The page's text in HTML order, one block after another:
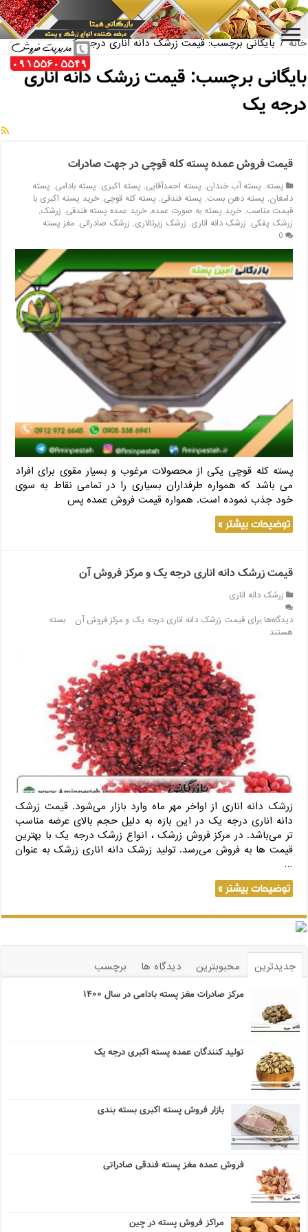
بازار فروش پسته اکبری بسته بندی
خانه / بایگانی برچسب: قیمت زرشک دانه اناری درجه یک
بایگانی برچسب: قیمت زرشک دانه اناری
درجه یک
قیمت فروش عمده پسته کله قوچی در جهت صادرات
پسته, پسته آب خندان, پسته احمدآقایی, پسته اکبری, پسته بادامی, پسته
دامغان, پسته دهن بست, پسته فندقی, پسته کله قوچی,خرید پسته اکبری با
قیمت مناسب,خرید پسته به صورت عمده,خرید عمده پسته فندقی, زرشک,
زرشک پفکی, زرشک دانه اناری, زرشک زیرتالاری, زرشک صادراتی,مغز پسته
0
پسته کله قوچی یکی از محصولات مرغوب و بسیار مقوی برای افراد
می باشد که همواره طرفداران بسیاری را در تمامی نقاط به سوی
خود جذب نموده است. همواره قیمت فروش عمده پس
توضیحات بیشتر »
قیمت زرشک دانه اناری درجه یک و مرکز فروش آن
زرشک دانه اناری
دیدگاه‌هابرای قیمت زرشک دانه اناری درجه یک و مرکز فروش آن
بسته
هستند
زرشک دانه اناری از اواخر مهر ماه وارد بازار می‌شود. قیمت زرشک
دانه اناری درجه یک در این بازه به دلیل حجم بالای عرضه مناسب
تر می‌باشد. در مرکز فروش زرشک ، انواع زرشک درجه یک با بهترین
قیمت ها به فروش می‌رسد. تولید زرشک دانه اناری زرشک به عنوان
…
توضیحات بیشتر »
جدیدترین محبوبترین دیدگاه ها برچسب
مرکز صادرات مغز پسته بادامی در سال ۱۴۰۰
تولید کنندگان عمده پسته اکبری درجه یک
بازار فروش پسته اکبری بسته بندی
فروش عمده مغز پسته فندقی صادراتی
مراکز فروش پسته در چین